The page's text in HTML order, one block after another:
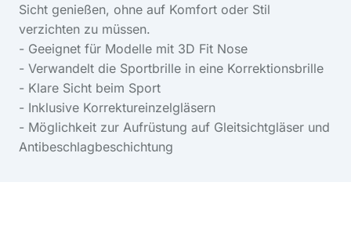
Sicht genießen, ohne auf Komfort oder Stil
verzichten zu müssen.
- Geeignet für Modelle mit 3D Fit Nose
- Verwandelt die Sportbrille in eine Korrektionsbrille
- Klare Sicht beim Sport
- Inklusive Korrektureinzelgläsern
- Möglichkeit zur Aufrüstung auf Gleitsichtgläser und
Antibeschlagbeschichtung